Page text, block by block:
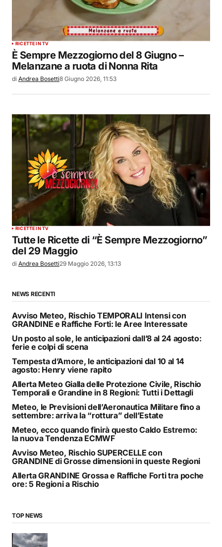
RICETTE IN TV
È Sempre Mezzogiorno del 8 Giugno –
Melanzane a ruota di Nonna Rita
di Andrea Bosetti8 Giugno 2026, 11:53
RICETTE IN TV
Tutte le Ricette di “È Sempre Mezzogiorno”
del 29 Maggio
di Andrea Bosetti29 Maggio 2026, 13:13
NEWS RECENTI
Avviso Meteo, Rischio TEMPORALI Intensi con
GRANDINE e Raffiche Forti: le Aree Interessate
Un posto al sole, le anticipazioni dall’8 al 24 agosto:
ferie e colpi di scena
Tempesta d’Amore, le anticipazioni dal 10 al 14
agosto: Henry viene rapito
Allerta Meteo Gialla delle Protezione Civile, Rischio
Temporali e Grandine in 8 Regioni: Tutti i Dettagli
Meteo, le Previsioni dell’Aeronautica Militare fino a
settembre: arriva la “rottura” dell’Estate
Meteo, ecco quando finirà questo Caldo Estremo:
la nuova Tendenza ECMWF
Avviso Meteo, Rischio SUPERCELLE con
GRANDINE di Grosse dimensioni in queste Regioni
Allerta GRANDINE Grossa e Raffiche Forti tra poche
ore: 5 Regioni a Rischio
TOP NEWS